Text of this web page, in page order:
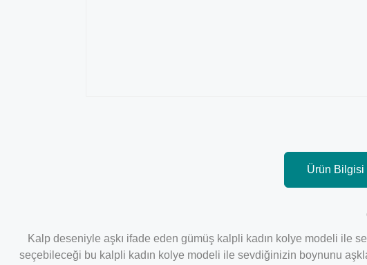
Ürün Bilgisi
Kalp deseniyle aşkı ifade eden gümüş kalpli kadın kolye modeli ile
seçebileceği bu kalpli kadın kolye modeli ile sevdiğinizin boynunu